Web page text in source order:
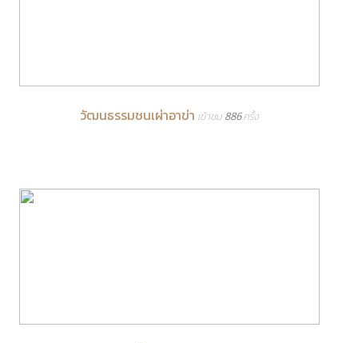
วัฒนธรรมชนเผ่าอาข่า เข้าชม 886 ครั้ง